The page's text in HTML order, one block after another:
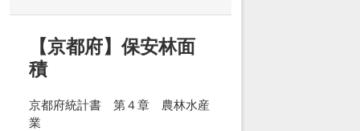
【京都府】保安林面
積
京都府統計書 第４章 農林水産
業